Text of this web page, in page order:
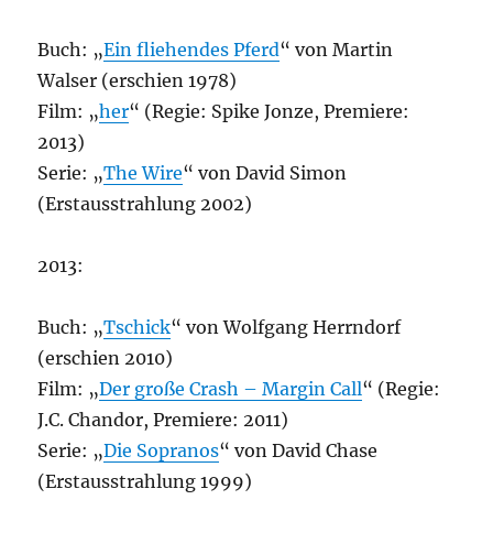
Buch: „Ein fliehendes Pferd“ von Martin
Walser (erschien 1978)
Film: „her“ (Regie: Spike Jonze, Premiere:
2013)
Serie: „The Wire“ von David Simon
(Erstausstrahlung 2002)
2013:
Buch: „Tschick“ von Wolfgang Herrndorf
(erschien 2010)
Film: „Der große Crash – Margin Call“ (Regie:
J.C. Chandor, Premiere: 2011)
Serie: „Die Sopranos“ von David Chase
(Erstausstrahlung 1999)